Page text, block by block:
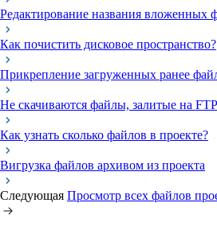
Редактирование названия вложенных
Как почистить дисковое пространство?
Прикрепление загруженных ранее
Не скачиваются файлы, залитые на
Как узнать сколько файлов в проекте?
Вигрузка файлов архивом из проекта
Следующая Просмотр всех файлов